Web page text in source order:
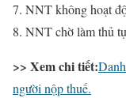
NNT không hoạt
NNT chờ làm thủ
>> Xem chi tiết:
người nộp thuế.